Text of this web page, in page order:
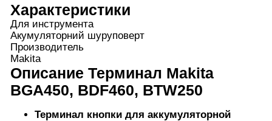
Характеристики
Для инструмента
Акумуляторний шуруповерт
Производитель
Makita
Описание Терминал Makita
BGA450, BDF460, BTW250
Терминал кнопки для аккумуляторной